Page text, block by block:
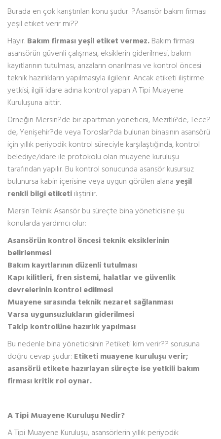
Burada en çok karıştırılan konu şudur: ?Asansör bakım firması
yeşil etiket verir mi??
Hayır. Bakım firması yeşil etiket vermez. Bakım firması
asansörün güvenli çalışması, eksiklerin giderilmesi, bakım
kayıtlarının tutulması, arızaların onarılması ve kontrol öncesi
teknik hazırlıkların yapılmasıyla ilgilenir. Ancak etiketi iliştirme
yetkisi, ilgili idare adına kontrol yapan A Tipi Muayene
Kuruluşuna aittir.
Örneğin Mersin?de bir apartman yöneticisi, Mezitli?de, Tece?
de, Yenişehir?de veya Toroslar?da bulunan binasının asansörü
için yıllık periyodik kontrol süreciyle karşılaştığında, kontrol
belediye/idare ile protokolü olan muayene kuruluşu
tarafından yapılır. Bu kontrol sonucunda asansör kusursuz
bulunursa kabin içerisine veya uygun görülen alana yeşil
renkli bilgi etiketi iliştirilir.
Mersin Teknik Asansör bu süreçte bina yöneticisine şu
konularda yardımcı olur:
Asansörün kontrol öncesi teknik eksiklerinin
belirlenmesi
Bakım kayıtlarının düzenli tutulması
Kapı kilitleri, fren sistemi, halatlar ve güvenlik
devrelerinin kontrol edilmesi
Muayene sırasında teknik nezaret sağlanması
Varsa uygunsuzlukların giderilmesi
Takip kontrolüne hazırlık yapılması
Bu nedenle bina yöneticisinin ?etiketi kim verir?? sorusuna
doğru cevap şudur: Etiketi muayene kuruluşu verir;
asansörü etikete hazırlayan süreçte ise yetkili bakım
firması kritik rol oynar.
A Tipi Muayene Kuruluşu Nedir?
A Tipi Muayene Kuruluşu, asansörlerin yıllık periyodik